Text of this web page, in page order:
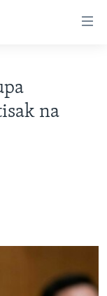
na